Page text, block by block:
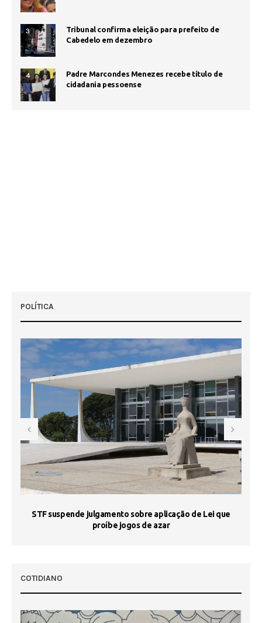
3
Tribunal confirma eleição para prefeito de
Cabedelo em dezembro
4
Padre Marcondes Menezes recebe título de
cidadania pessoense
POLÍTICA
STF suspende julgamento sobre aplicação de Lei que
proíbe jogos de azar
COTIDIANO